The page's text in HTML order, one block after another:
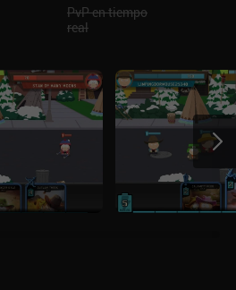
PvP en tiempo
real